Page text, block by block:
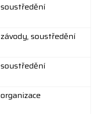
soustředění
závody, soustředění
soustředění
organizace